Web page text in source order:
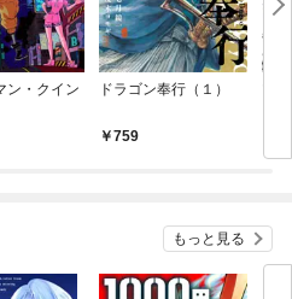
ン・クイン
ドラゴン奉行（１）
759
もっと見る